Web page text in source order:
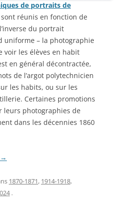
de portraits de
sont réunis en fonction de
du portrait
uniforme – la photographie
voir les élèves en habit
en général décontractée,
de l’argot polytechnicien
les habits, ou sur les
Certaines promotions
leurs photographies de
dans les décennies 1860
→
1870-1871, 1914-1918,
.